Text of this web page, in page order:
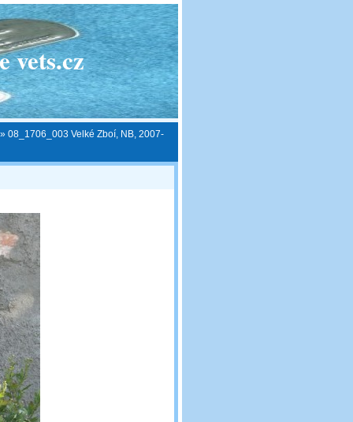
vets.cz
» 08_1706_003 Velké Zboí, NB, 2007-